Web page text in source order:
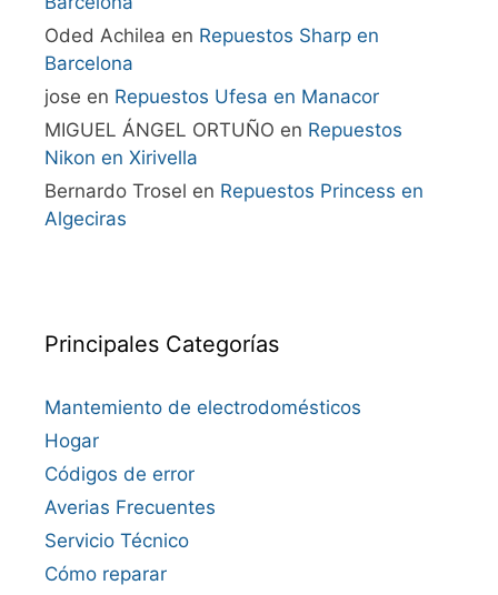
Oded Achilea en Repuestos Sharp en
Barcelona
jose en Repuestos Ufesa en Manacor
MIGUEL ÁNGEL ORTUÑO en Repuestos
Nikon en Xirivella
Bernardo Trosel en Repuestos Princess en
Algeciras
Principales Categorías
Mantemiento de electrodomésticos
Hogar
Códigos de error
Averias Frecuentes
Servicio Técnico
Cómo reparar